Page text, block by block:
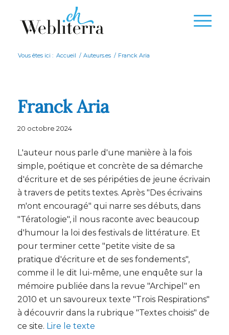
Vous êtes ici : Accueil / Auteurs.es / Franck Aria
Franck Aria
20 octobre 2024
L'auteur nous parle d'une manière à la fois
simple, poétique et concrète de sa démarche
d'écriture et de ses péripéties de jeune écrivain
à travers de petits textes. Après "Des écrivains
m'ont encouragé" qui narre ses débuts, dans
"Tératologie", il nous raconte avec beaucoup
d'humour la loi des festivals de littérature. Et
pour terminer cette "petite visite de sa
pratique d'écriture et de ses fondements",
comme il le dit lui-même, une enquête sur la
mémoire publiée dans la revue "Archipel" en
2010 et un savoureux texte "Trois Respirations"
à découvrir dans la rubrique "Textes choisis" de
ce site. Lire le texte